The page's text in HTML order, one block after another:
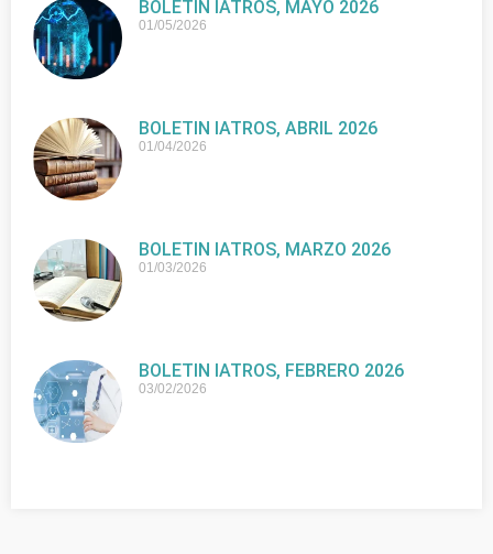
BOLETIN IATROS, MAYO 2026
01/05/2026
BOLETIN IATROS, ABRIL 2026
01/04/2026
BOLETIN IATROS, MARZO 2026
01/03/2026
BOLETIN IATROS, FEBRERO 2026
03/02/2026